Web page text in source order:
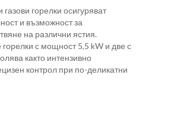
горелки осигуряват
и възможност за
на различни ястия.
с мощност 5,5 kW и две с
както интензивно
контрол при по-деликатни